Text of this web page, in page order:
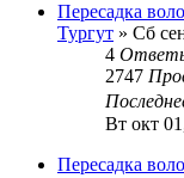
Пересадка
Тургут » Сб
4
2747
Вт окт
Пересадка